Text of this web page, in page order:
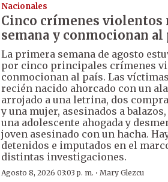
Nacionales
Cinco crímenes violentos
semana y conmocionan al
La primera semana de agosto
por cinco principales crímenes
conmocionan al país. Las
recién nacido ahorcado con un
arrojado a una letrina, dos
y una mujer, asesinados a balazos,
una adolescente ahogada y
joven asesinado con un hacha.
detenidos e imputados en el
distintas investigaciones.
Agosto 8, 2026 03:03 p. m. · Mary Glezcu